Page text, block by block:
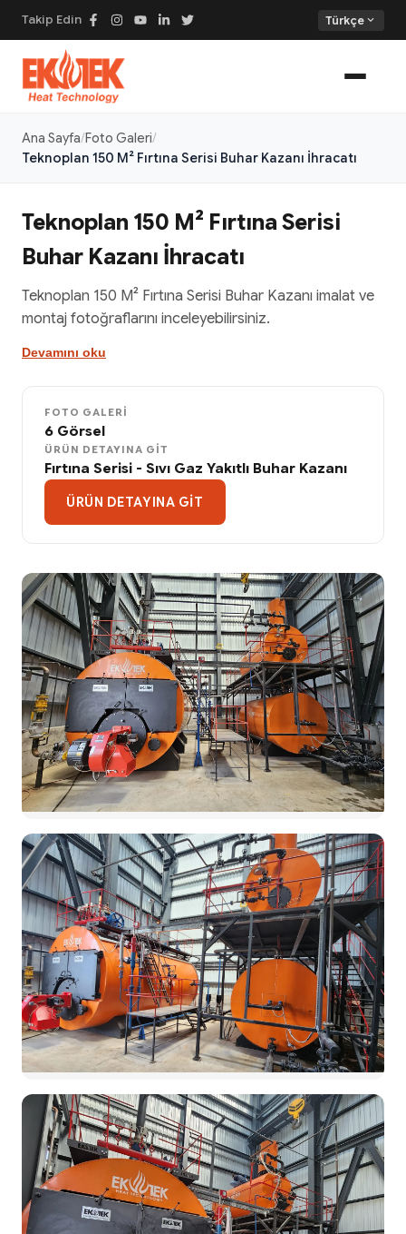
Takip Edin Türkçe expand_more
Ana Sayfa Foto Galeri
Teknoplan 150 M² Fırtına Serisi Buhar Kazanı İhracatı
Teknoplan 150 M² Fırtına Serisi
Buhar Kazanı İhracatı
Teknoplan 150 M² Fırtına Serisi Buhar Kazanı imalat ve
montaj fotoğraflarını inceleyebilirsiniz.
Devamını oku
FOTO GALERI
6 Görsel
ÜRÜN DETAYINA GIT
Fırtına Serisi - Sıvı Gaz Yakıtlı Buhar Kazanı
ÜRÜN DETAYINA GIT